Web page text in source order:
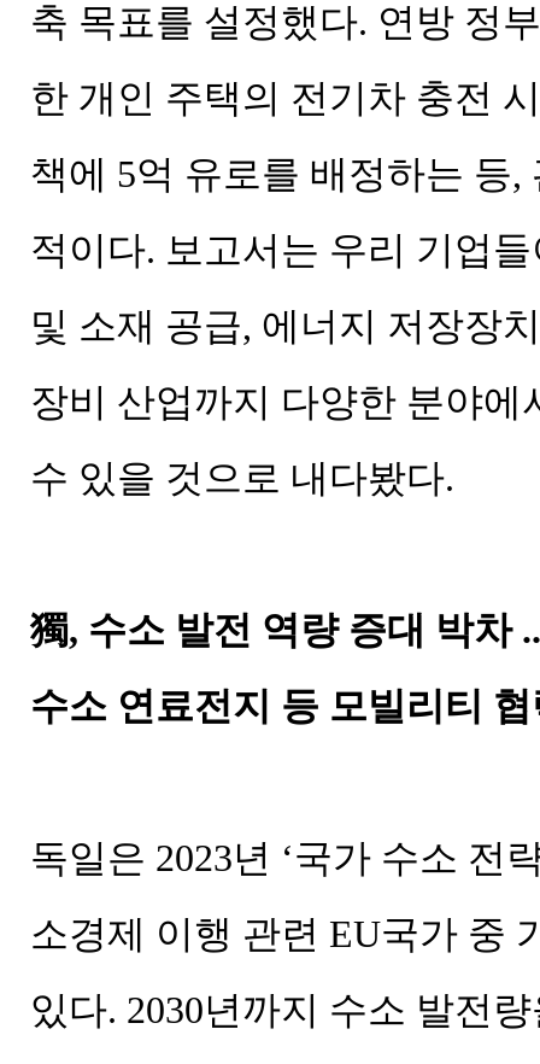
축 목표를 설정했다. 연방 정
한 개인 주택의 전기차 충전
책에 5억 유로를 배정하는 등
적이다. 보고서는 우리 기업
및 소재 공급, 에너지 저장장
장비 산업까지 다양한 분야
수 있을 것으로 내다봤다.
獨, 수소 발전 역량 증대 박차
수소 연료전지 등 모빌리티
독일은 2023년 ‘국가 수소 전
소경제 이행 관련 EU국가 중
있다. 2030년까지 수소 발전